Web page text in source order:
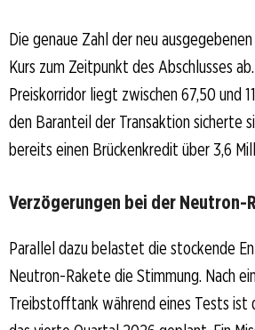
Die genaue Zahl der neu
Kurs zum Zeitpunkt des Abschlusses
Preiskorridor liegt zwischen 67,50 und
den Baranteil der Transaktion sicherte
bereits einen Brückenkredit über 3,6
Verzögerungen bei der Neutron-
Parallel dazu belastet die stockende
Neutron-Rakete die Stimmung. Nach
Treibstofftank während eines Tests ist